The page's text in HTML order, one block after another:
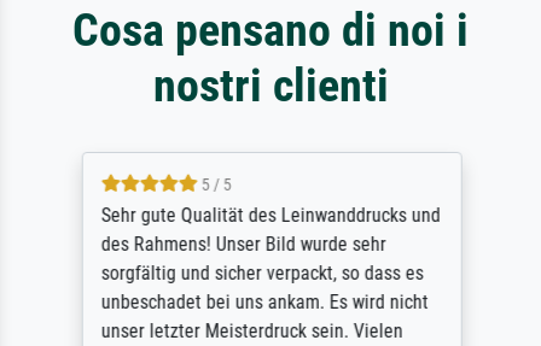
Cosa pensano di noi i
nostri clienti
5 / 5
Sehr gute Qualität des Leinwanddrucks und
des Rahmens! Unser Bild wurde sehr
sorgfältig und sicher verpackt, so dass es
unbeschadet bei uns ankam. Es wird nicht
unser letzter Meisterdruck sein. Vielen